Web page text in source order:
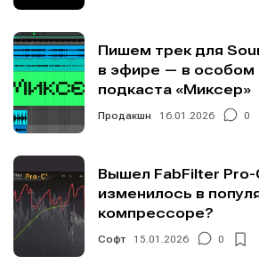
Пишем трек для
в эфире — в особом
подкаста «Миксер»
Продакшн 16.01.2026 0
Вышел FabFilter Pro-
изменилось в
компрессоре?
Софт 15.01.2026 0